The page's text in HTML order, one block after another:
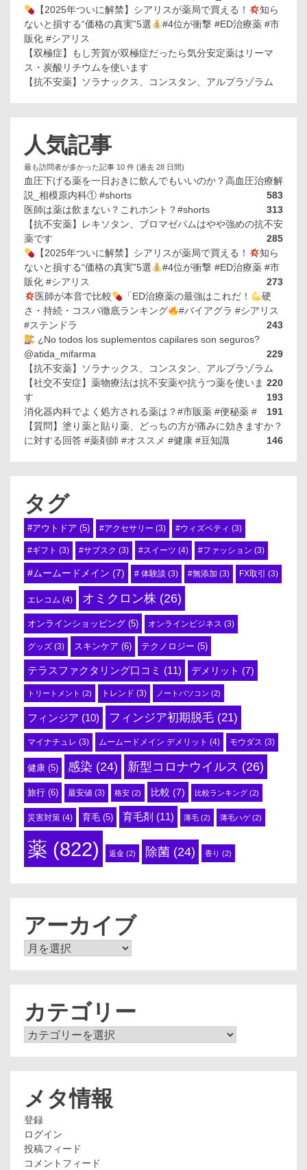
【2025年ついに解禁】シアリスが薬局で買える！
知ら
ないと損する“価格の真実”5選
#4位が衝撃 #ED治療薬 #市
販化 #シアリス
【双極症】もし芳賀が双極症だったら気分安定薬はリーマ
ス・炭酸リチウムを使います
【抗不安薬】ソラナックス、コンスタン、アルプラゾラム
人気記事
最も訪問者が多かった記事 10 件 (過去 28 日間)
血圧下げる薬を一日おきに飲んでもいいのか？高血圧治療解
説_相模原内科① #shorts
583
医師は薬は飲まない？これホント？#shorts
313
【抗不安薬】レキソタン、ブロマゼパムはやや強めの抗不安
薬です
285
【2025年ついに解禁】シアリスが薬局で買える！
知ら
ないと損する“価格の真実”5選
#4位が衝撃 #ED治療薬 #市
販化 #シアリス
273
医師が本音で比較
「ED治療薬の最強はこれだ！
硬
さ・持続・コスパ徹底ランキング
#バイアグラ #シアリス
#ステンドラ
243
¿No todos los suplementos capilares son seguros?
@atida_mifarma
229
【抗不安薬】ソラナックス、コンスタン、アルプラゾラム
220
【社交不安症】薬物療法は抗不安薬や抗うつ薬を使いま
す
193
消化器内科でよく処方される薬は？#市販薬 #便秘薬 #
191
【質問】塗り薬と貼り薬、どっちの方が痛みに効きますか？
に対する回答 #薬剤師 #オススメ #健康 #豆知識
146
タグ
#アウトドア (5) #アクセサリー (3) #ウィズペティ (3)
#ギフト (3) #サブスク (3) #スイーツ (4) #ファッション (3)
#ムームードメイン (7) # 体験談 (3) #無添加 (3) FX取引 (3)
エレコム (4) オミクロン株 (26)
オンラインショッピング (5) オンラインビジネス (3)
グッズ (3) スキンケア (6) テクノロジー (5)
テラスファクタリング口コミ (11) デメリット (7)
トリートメント (2) トレンド (3) ノートパソコン (2)
フィンジア (10) フィンジア初期脱毛 (21)
マイナチュレ (3) ムームードメイン デメリット (4) モウダス (3)
健康 (5) 感染 (24) 新型コロナウイルス (26)
旅行 (6) 最安値 (3) 格安 (2) 比較 (7) 比較ランキング (2)
災害対策 (4) 育毛 (5) 育毛剤 (11) 薄毛 (2) 薄毛ハゲ(2)
薬 (822) 返金 (2) 除菌 (24) 香り (2)
アーカイブ
ア
カテゴリー
カ
メタ情報
登録
ログイン
投稿フィード
コメントフィード